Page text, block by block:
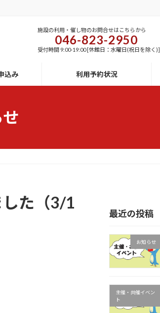
施設の利用・催し物のお問合せはこちらから
046-823-2950
受付時間 9:00-19:00 [休館日：水曜日(祝日を除く)]
込み 利用予約状況
した（3/1
最近の投稿
お知らせ
主催・共催イベン
ト